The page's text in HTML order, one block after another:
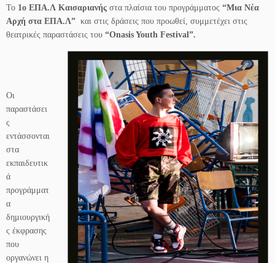
Το 1ο ΕΠΑ.Λ Καισαριανής στα πλαίσια του προγράμματος “Μια Νέα
Αρχή στα ΕΠΑ.Λ” και στις δράσεις που προωθεί, συμμετέχει στις
θεατρικές παραστάσεις του “Onasis Youth Festival”.
Οι
παραστάσει
ς
εντάσσονται
στα
εκπαιδευτικ
ά
προγράμματ
α
δημιουργική
ς έκφρασης
που
οργανώνει η